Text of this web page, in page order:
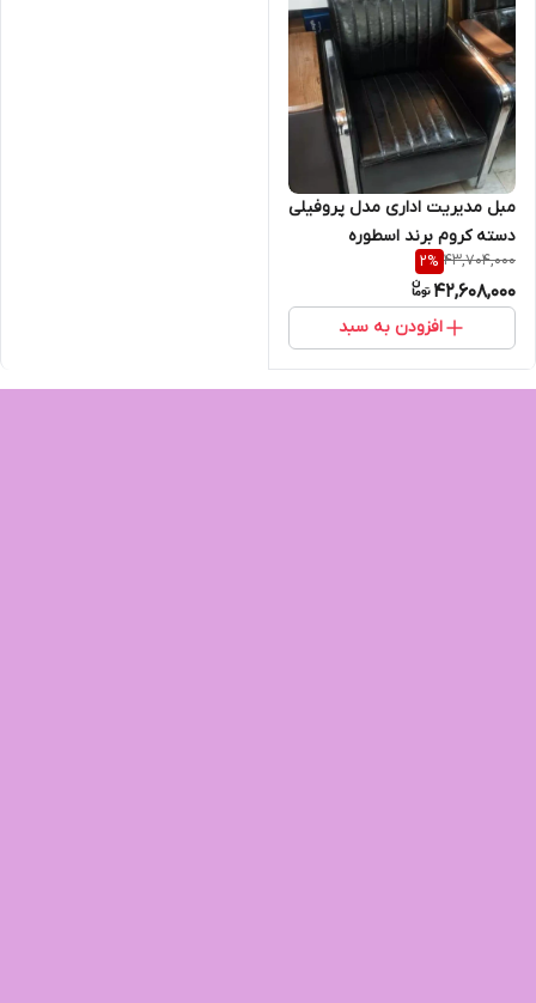
مبل مدیریت اداری مدل پروفیلی
دسته کروم برند اسطوره
43,704,000
2%
42,608,000
افزودن به سبد